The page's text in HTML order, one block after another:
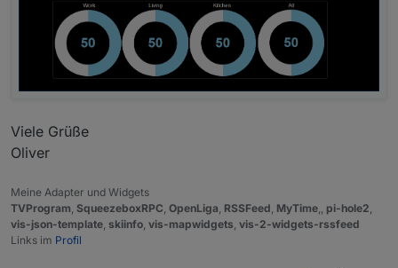
Viele Grüße
Oliver
Meine Adapter und Widgets
TVProgram, SqueezeboxRPC, OpenLiga, RSSFeed, MyTime,, pi-hole2,
vis-json-template, skiinfo, vis-mapwidgets, vis-2-widgets-rssfeed
Links im Profil